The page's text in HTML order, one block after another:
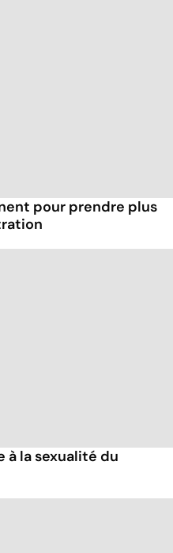
pour prendre plus
la sexualité du